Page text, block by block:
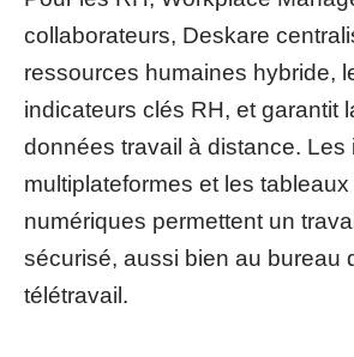
collaborateurs, Deskare
ressources humaines hybride,
indicateurs clés RH, et garantit
données travail à distance. Les
multiplateformes et les
numériques permettent un
sécurisé, aussi bien au bureau
télétravail.